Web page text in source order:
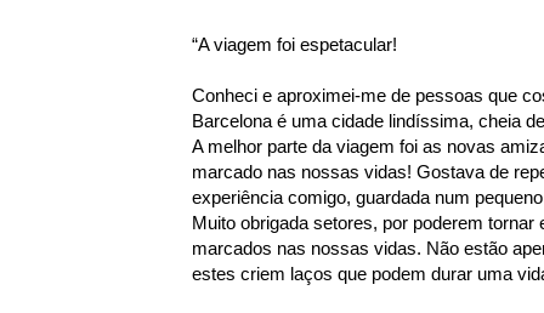
“A viagem foi espetacular!
Conheci e aproximei-me de pessoas que
Barcelona é uma cidade lindíssima, cheia
A melhor parte da viagem foi as novas
marcado nas nossas vidas! Gostava de
experiência comigo, guardada num
Muito obrigada setores, por poderem
marcados nas nossas vidas. Não estão
estes criem laços que podem durar uma